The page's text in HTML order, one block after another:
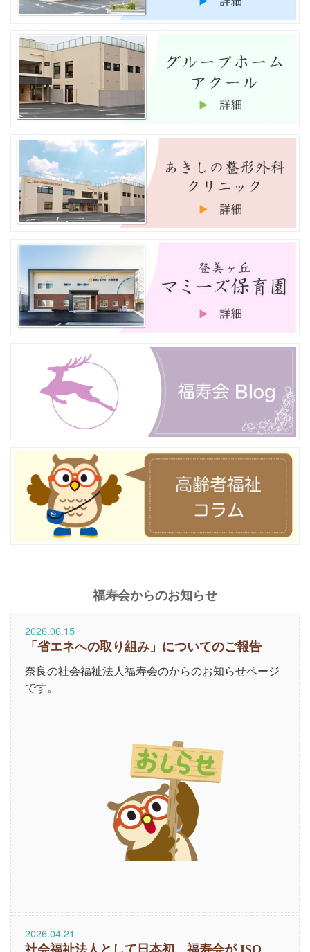
福寿会からのお知らせ
2026.06.15
「省エネへの取り組み」についてのご報告
奈良の社会福祉法人福寿会のからのお知らせページ
です。
2026.04.21
社会福祉法人として日本初、福寿会が ISO